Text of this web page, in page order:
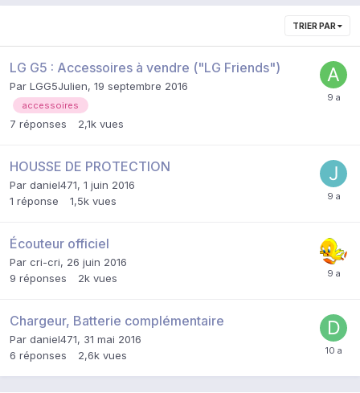
TRIER PAR
LG G5 : Accessoires à vendre ("LG Friends")
Par LGG5Julien, 19 septembre 2016
accessoires
7 réponses 2,1k vues
HOUSSE DE PROTECTION
Par daniel471, 1 juin 2016
1 réponse 1,5k vues
Écouteur officiel
Par cri-cri, 26 juin 2016
9 réponses 2k vues
Chargeur, Batterie complémentaire
Par daniel471, 31 mai 2016
6 réponses 2,6k vues